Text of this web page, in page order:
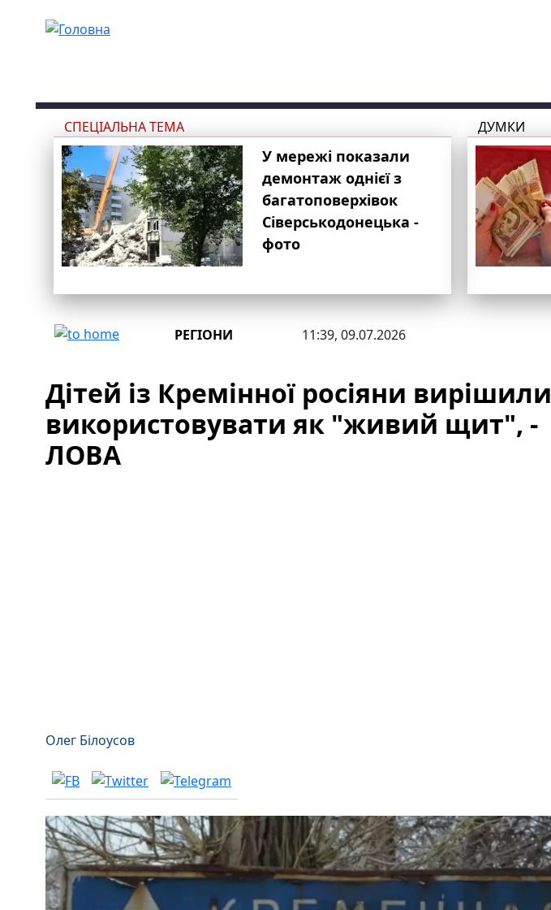
СПЕЦІАЛЬНА ТЕМА
У мережі показали
демонтаж однієї з
багатоповерхівок
Сіверськодонецька -
фото
ДУМКИ
РЕГІОНИ 11:39, 09.07.2026
Дітей із Кремінної росіяни вирішили
використовувати як "живий щит", -
ЛОВА
Олег Білоусов